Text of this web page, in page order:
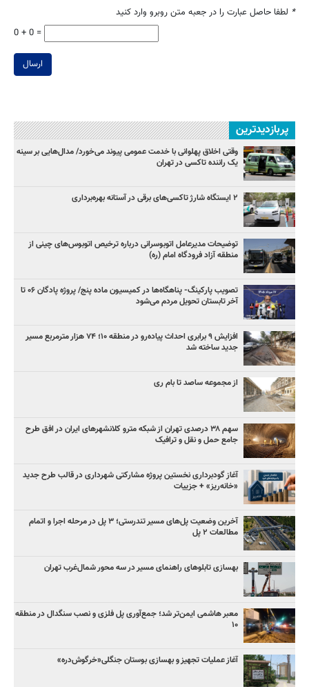
* لطفا حاصل عبارت را در جعبه متن روبرو وارد کنید
0 + 0 =
ارسال
پربازدیدترین
وقتی اخلاق پهلوانی با خدمت عمومی پیوند می‌خورد/ مدال‌هایی بر سینه
یک راننده تاکسی در تهران
۲ ایستگاه شارژ تاکسی‌های برقی در آستانه بهره‌برداری
توضیحات مدیرعامل اتوبوسرانی درباره ترخیص اتوبوس‌های چینی از
منطقه آزاد فرودگاه امام (ره)
تصویب پارکینگ- پناهگاه‌ها در کمیسیون ماده پنج/ پروژه پادگان ۰۶ تا
آخر تابستان تحویل مردم می‌شود
افزایش ۹ برابری احداث پیاده‌رو در منطقه ۱۰؛ ۷۴ هزار مترمربع مسیر
جدید ساخته شد
از مجموعه ساصد تا بام ری
سهم ۳۸ درصدی تهران از شبکه مترو کلانشهرهای ایران در افق طرح
جامع حمل و نقل و ترافیک
آغاز گودبرداری نخستین پروژه مشارکتی شهرداری در قالب طرح جدید
«خانه‌ریز» + جزییات
آخرین وضعیت پل‌های مسیر تندرستی؛ ۳ پل در مرحله اجرا و اتمام
مطالعات ۲ پل
بهسازی تابلوهای راهنمای مسیر در سه محور شمال‌غرب تهران
معبر هاشمی ایمن‌تر شد؛ جمع‌آوری پل فلزی و نصب سنگدال در منطقه
۱۰
آغاز عملیات تجهیز و بهسازی بوستان جنگلی«خرگوش‌دره»